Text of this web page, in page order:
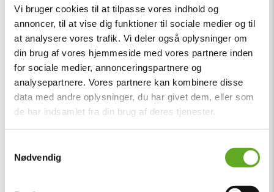
Vi bruger cookies til at tilpasse vores indhold og
annoncer, til at vise dig funktioner til sociale medier og til
at analysere vores trafik. Vi deler også oplysninger om
din brug af vores hjemmeside med vores partnere inden
for sociale medier, annonceringspartnere og
analysepartnere. Vores partnere kan kombinere disse
data med andre oplysninger, du har givet dem, eller som
de har indsamlet fra din brug af deres tjenester.
Nødvendig